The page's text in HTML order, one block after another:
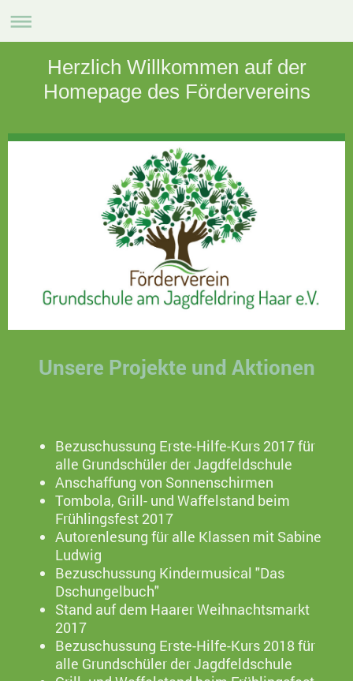
Herzlich Willkommen auf der
Homepage des Fördervereins
Unsere Projekte und Aktionen
Bezuschussung Erste-Hilfe-Kurs 2017 für
alle Grundschüler der Jagdfeldschule
Anschaffung von Sonnenschirmen
Tombola, Grill- und Waffelstand beim
Frühlingsfest 2017
Autorenlesung für alle Klassen mit Sabine
Ludwig
Bezuschussung Kindermusical "Das
Dschungelbuch"
Stand auf dem Haarer Weihnachtsmarkt
2017
Bezuschussung Erste-Hilfe-Kurs 2018 für
alle Grundschüler der Jagdfeldschule